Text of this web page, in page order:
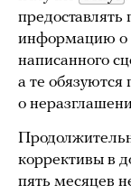
информацию о
написанного
а те обязуются
о
коррективы в
пять месяцев